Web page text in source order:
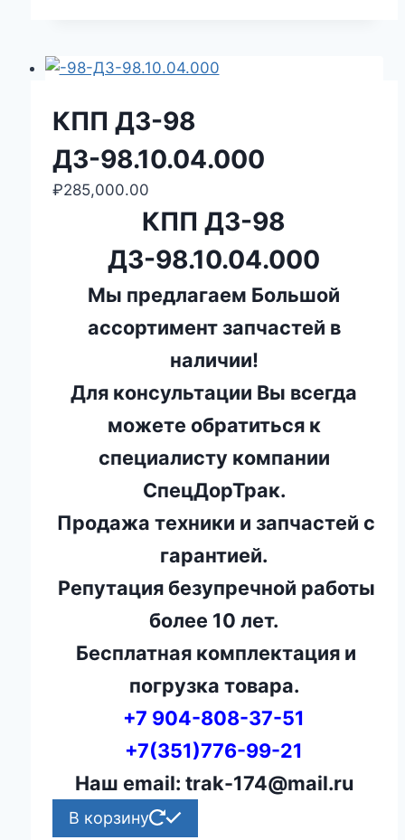
КПП ДЗ-98
ДЗ-98.10.04.000
₽285,000.00
КПП ДЗ-98
ДЗ-98.10.04.000
Мы предлагаем Большой
ассортимент запчастей в
наличии!
Для консультации Вы всегда
можете обратиться к
специалисту компании
СпецДорТрак.
Продажа техники и запчастей с
гарантией.
Репутация безупречной работы
более 10 лет.
Бесплатная комплектация и
погрузка товара.
+7 904-808-37-51
+7(351)776-99-21
Наш email: trak-174@mail.ru
В корзину